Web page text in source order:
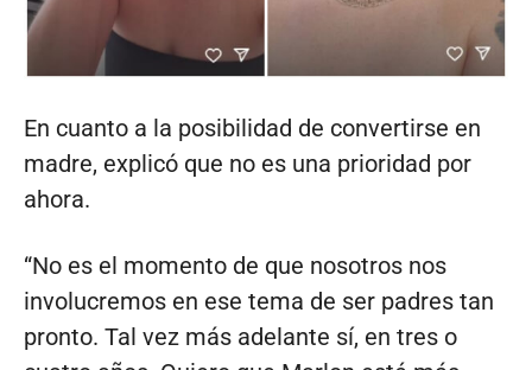
En cuanto a la posibilidad de convertirse en
madre, explicó que no es una prioridad por
ahora.
“No es el momento de que nosotros nos
involucremos en ese tema de ser padres tan
pronto. Tal vez más adelante sí, en tres o